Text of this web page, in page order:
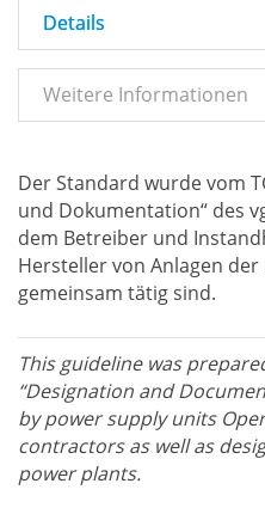
Details
Weitere Informationen
Der Standard wurde vom
und Dokumentation“ des
dem Betreiber und
Hersteller von Anlagen
gemeinsam tätig sind.
This guideline was
“Designation and
by power supply units
contractors as well as
power plants.